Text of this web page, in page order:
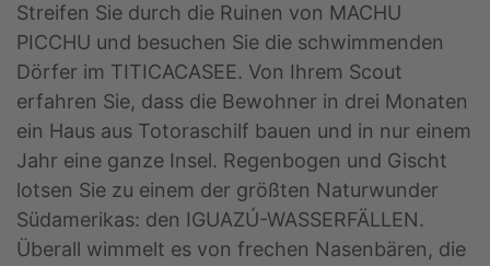
Streifen Sie durch die Ruinen von MACHU
PICCHU und besuchen Sie die schwimmenden
Dörfer im TITICACASEE. Von Ihrem Scout
erfahren Sie, dass die Bewohner in drei Monaten
ein Haus aus Totoraschilf bauen und in nur einem
Jahr eine ganze Insel. Regenbogen und Gischt
lotsen Sie zu einem der größten Naturwunder
Südamerikas: den IGUAZÚ-WASSERFÄLLEN.
Überall wimmelt es von frechen Nasenbären, die